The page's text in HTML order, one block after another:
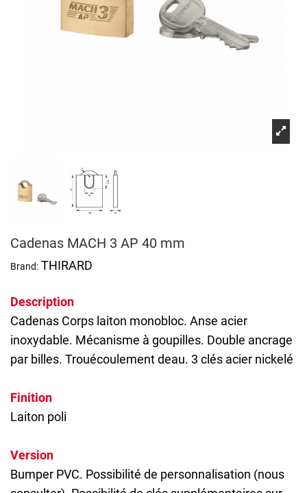
Cadenas MACH 3 AP 40 mm
Brand: THIRARD
Description
Cadenas Corps laiton monobloc. Anse acier
inoxydable. Mécanisme à goupilles. Double ancrage
par billes. Trouécoulement deau. 3 clés acier nickelé
Finition
Laiton poli
Version
Bumper PVC. Possibilité de personnalisation (nous